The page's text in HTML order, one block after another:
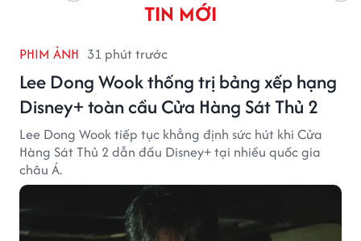
TIN MỚI
PHIM ẢNH 31 phút trước
Lee Dong Wook thống trị bảng xếp hạng
Disney+ toàn cầu Cửa Hàng Sát Thủ 2
Lee Dong Wook tiếp tục khẳng định sức hút khi Cửa
Hàng Sát Thủ 2 dẫn đầu Disney+ tại nhiều quốc gia
châu Á.